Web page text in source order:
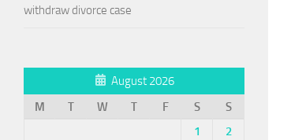
withdraw divorce case
August 2026
M
T W T F S
S
1
2